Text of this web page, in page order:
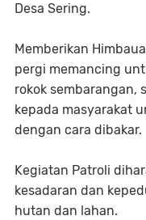
Desa Sering.
Memberikan
pergi memancing
rokok sembarangan,
kepada masyarakat
dengan cara dibakar.
Kegiatan Patroli
kesadaran dan
hutan dan lahan.